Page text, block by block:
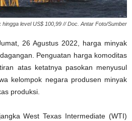
level US$ 100,99 // Doc. Antar Foto/Sumber
26 Agustus 2022, harga minyak
Penguatan harga komoditas
atas ketatnya pasokan menyusul
kelompok negara produsen minyak
produksi.
West Texas Intermediate (WTI)